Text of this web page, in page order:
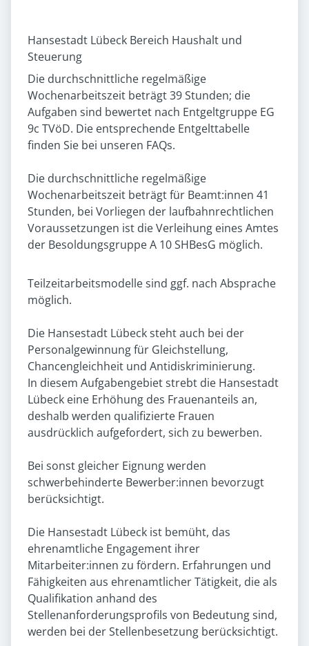
Hansestadt Lübeck Bereich Haushalt und
Steuerung
Die durchschnittliche regelmäßige
Wochenarbeitszeit beträgt 39 Stunden; die
Aufgaben sind bewertet nach Entgeltgruppe EG
9c TVöD. Die entsprechende Entgelttabelle
finden Sie bei unseren FAQs.
Die durchschnittliche regelmäßige
Wochenarbeitszeit beträgt für Beamt:innen 41
Stunden, bei Vorliegen der laufbahnrechtlichen
Voraussetzungen ist die Verleihung eines Amtes
der Besoldungsgruppe A 10 SHBesG möglich.
Teilzeitarbeitsmodelle sind ggf. nach Absprache
möglich.
Die Hansestadt Lübeck steht auch bei der
Personalgewinnung für Gleichstellung,
Chancengleichheit und Antidiskriminierung.
In diesem Aufgabengebiet strebt die Hansestadt
Lübeck eine Erhöhung des Frauenanteils an,
deshalb werden qualifizierte Frauen
ausdrücklich aufgefordert, sich zu bewerben.
Bei sonst gleicher Eignung werden
schwerbehinderte Bewerber:innen bevorzugt
berücksichtigt.
Die Hansestadt Lübeck ist bemüht, das
ehrenamtliche Engagement ihrer
Mitarbeiter:innen zu fördern. Erfahrungen und
Fähigkeiten aus ehrenamtlicher Tätigkeit, die als
Qualifikation anhand des
Stellenanforderungsprofils von Bedeutung sind,
werden bei der Stellenbesetzung berücksichtigt.